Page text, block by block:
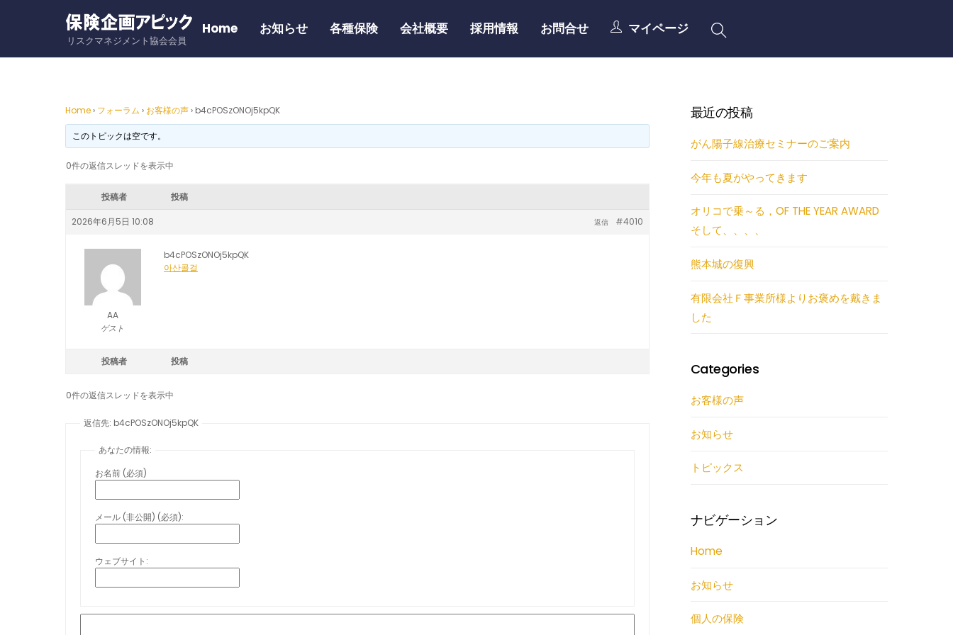
リスクマネジメント協会会員
Home お知らせ 各種保険 会社概要 採用情報 お問合せ マイページ
Home › フォーラム › お客様の声 › b4cPOSzONOj5kpQK
このトピックは空です。
0件の返信スレッドを表示中
投稿者 投稿
2026年6月5日 10:08 #4010
返信
AA
ゲスト
b4cPOSzONOj5kpQK
아산콜걸
投稿者 投稿
0件の返信スレッドを表示中
返信先: b4cPOSzONOj5kpQK
あなたの情報:
お名前 (必須)
メール (非公開) (必須):
ウェブサイト:
最近の投稿
がん陽子線治療セミナーのご案内
今年も夏がやってきます
オリコで乗～る，OF THE YEAR AWARD
そして、、、、
熊本城の復興
有限会社Ｆ事業所様よりお褒めを戴きま
した
Categories
お客様の声
お知らせ
トピックス
ナビゲーション
Home
お知らせ
個人の保険